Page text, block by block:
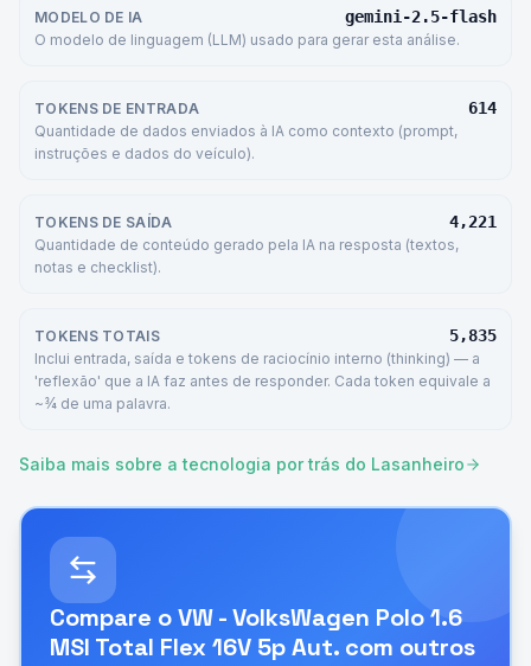
MODELO DE IA gemini-2.5-flash
O modelo de linguagem (LLM) usado para gerar esta análise.
TOKENS DE ENTRADA 614
Quantidade de dados enviados à IA como contexto (prompt,
instruções e dados do veículo).
TOKENS DE SAÍDA 4,221
Quantidade de conteúdo gerado pela IA na resposta (textos,
notas e checklist).
TOKENS TOTAIS 5,835
Inclui entrada, saída e tokens de raciocínio interno (thinking) — a
'reflexão' que a IA faz antes de responder. Cada token equivale a
~¾ de uma palavra.
Saiba mais sobre a tecnologia por trás do Lasanheiro
Compare oVW - VolksWagen Polo 1.6
MSI Total Flex 16V 5p Aut. com outros